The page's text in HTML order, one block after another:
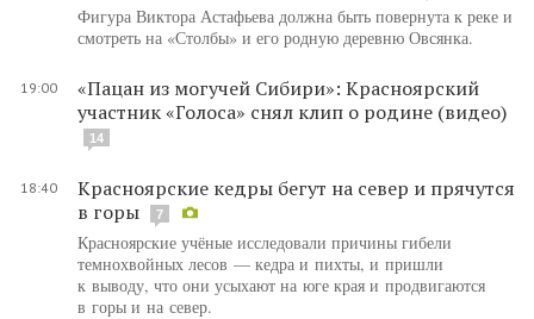
Фигура Виктора Астафьева должна быть повернута к реке и
смотреть на «Столбы» и его родную деревню Овсянка.
19:00
«Пацан из могучей Сибири»: Красноярский
участник «Голоса» снял клип о родине (видео)
14
18:40
Красноярские кедры бегут на север и прячутся
в горы
7
Красноярские учёные исследовали причины гибели
темнохвойных лесов — кедра и пихты, и пришли
к выводу, что они усыхают на юге края и продвигаются
в горы и на север.